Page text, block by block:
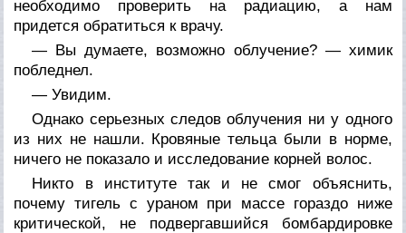
необходимо проверить на радиацию, а нам
придется обратиться к врачу.
— Вы думаете, возможно облучение? — химик
побледнел.
— Увидим.
Однако серьезных следов облучения ни у одного
из них не нашли. Кровяные тельца были в норме,
ничего не показало и исследование корней волос.
Никто в институте так и не смог объяснить,
почему тигель с ураном при массе гораздо ниже
критической, не подвергавшийся бомбардировке